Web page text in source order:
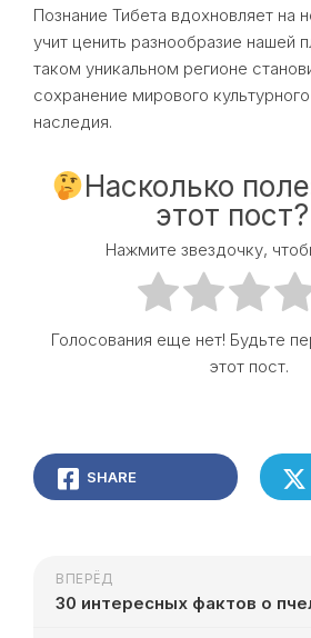
Познание Тибета вдохновляет на
учит ценить разнообразие нашей
таком уникальном регионе
сохранение мирового
наследия.
Насколько
этот пост?
Нажмите звездочку,
Голосования еще нет! Будьте
этот пост.
SHARE
ВПЕРЁД
30 интересных фактов о